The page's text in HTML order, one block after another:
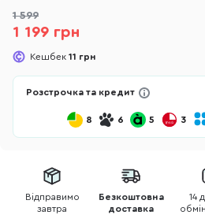
1 599
1 199 грн
Кешбек 11 грн
Розстрочка та кредит
8 6 5 3
Відправимо
завтра
Безкоштовна
доставка
14